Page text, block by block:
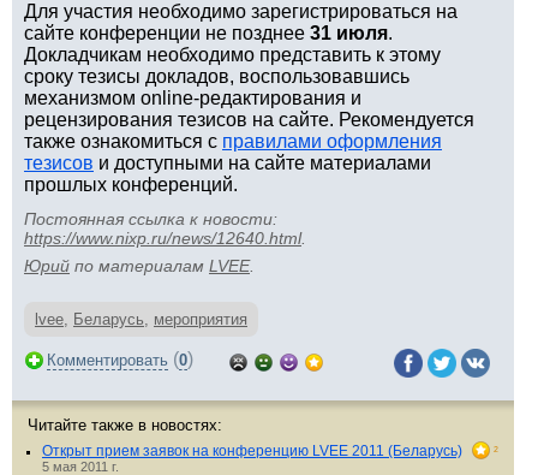
Для участия необходимо зарегистрироваться на
сайте конференции не позднее 31 июля.
Докладчикам необходимо представить к этому
сроку тезисы докладов, воспользовавшись
механизмом online-редактирования и
рецензирования тезисов на сайте. Рекомендуется
также ознакомиться с правилами оформления
тезисов и доступными на сайте материалами
прошлых конференций.
Постоянная ссылка к новости:
https://www.nixp.ru/news/12640.html.
Юрий по материалам LVEE.
lvee, Беларусь, мероприятия
Комментировать (0)
Читайте также в новостях:
Открыт прием заявок на конференцию LVEE 2011 (Беларусь) 2
5 мая 2011 г.